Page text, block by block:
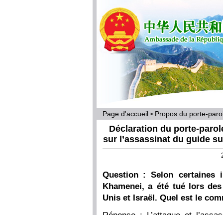
Page d'accueil > Propos du porte-
Déclaration du porte-
sur l’assassinat du guide
Question : Selon
Khamenei, a été tué lors
Unis et Israël. Quel est le